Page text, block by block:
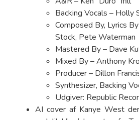
Backing Vocals – Holly
Composed By, Lyrics
Stock, Pete Waterman
Mastered By – Dave
Mixed By – Anthony
Producer – Dillon
Synthesizer, Backing
Udgiver: Republic
AI cover af Kanye West